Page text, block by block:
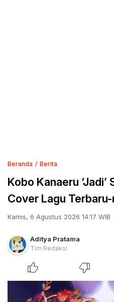
Beranda Berita
Kobo Kanaeru ‘Jadi’
Cover Lagu
Kamis, 6 Agustus 2026 14:17 WIB
Aditya Pratama
Tim Redaksi